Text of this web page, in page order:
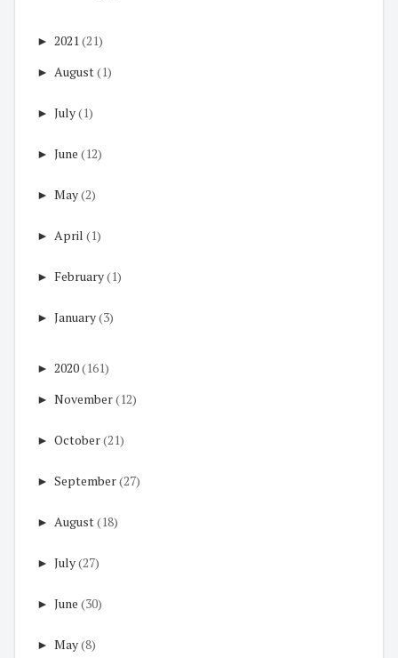
► 2021 (21)
► August(1)
► July(1)
► June (12)
► May(2)
► April (1)
► February(1)
► January(3)
► 2020(161)
► November(12)
► October(21)
► September(27)
► August(18)
► July(27)
► June (30)
► May(8)